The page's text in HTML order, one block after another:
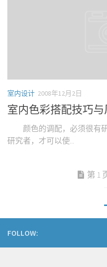
室内设计 2008年12月2日
室内色彩搭配技巧与
颜色的调配，必须很有研
研究者，才可以使...
第 1
FOLLOW: